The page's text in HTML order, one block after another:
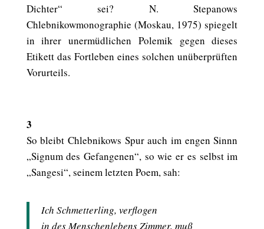
Dichter“ sei? N. Stepanows
Chlebnikowmonographie (Moskau, 1975) spiegelt
in ihrer unermüdlichen Polemik gegen dieses
Etikett das Fortleben eines solchen unüberprüften
Vorurteils.
3
So bleibt Chlebnikows Spur auch im engen Sinnn
„Signum des Gefangenen“, so wie er es selbst im
„Sangesi“, seinem letzten Poem, sah:
Ich Schmetterling, verflogen
in des Menschenlebens Zimmer, muß